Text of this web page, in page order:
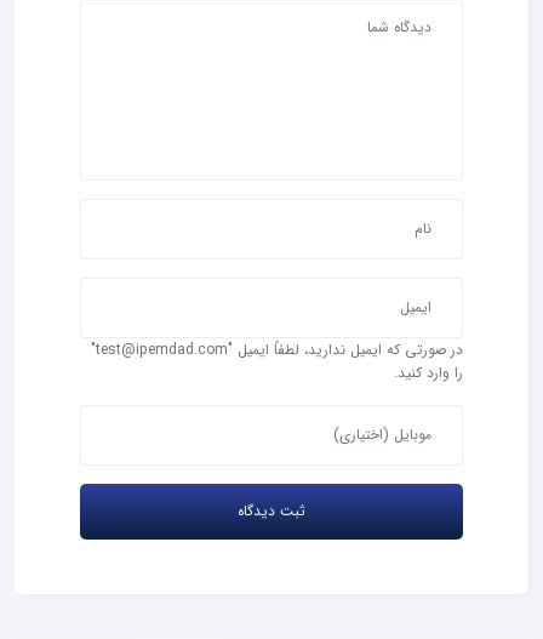
در صورتی که ایمیل ندارید، لطفاً ایمیل "test@ipemdad.com"
را وارد کنید.